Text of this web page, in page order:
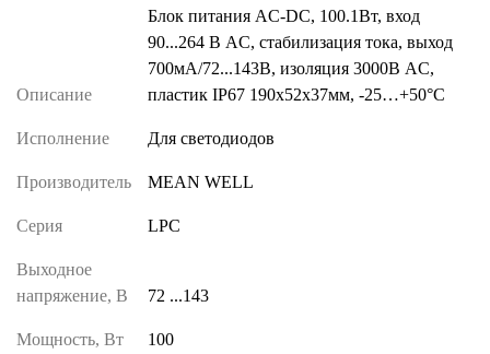
Описание
Блок питания AC-DC, 100.1Вт, вход
90...264 В AC, стабилизация тока, выход
700мА/72...143В, изоляция 3000В AC,
пластик IP67 190х52х37мм, -25…+50°С
Исполнение Для светодиодов
Производитель MEAN WELL
Серия LPC
Выходное
напряжение, В
72 ...143
Мощность, Вт 100